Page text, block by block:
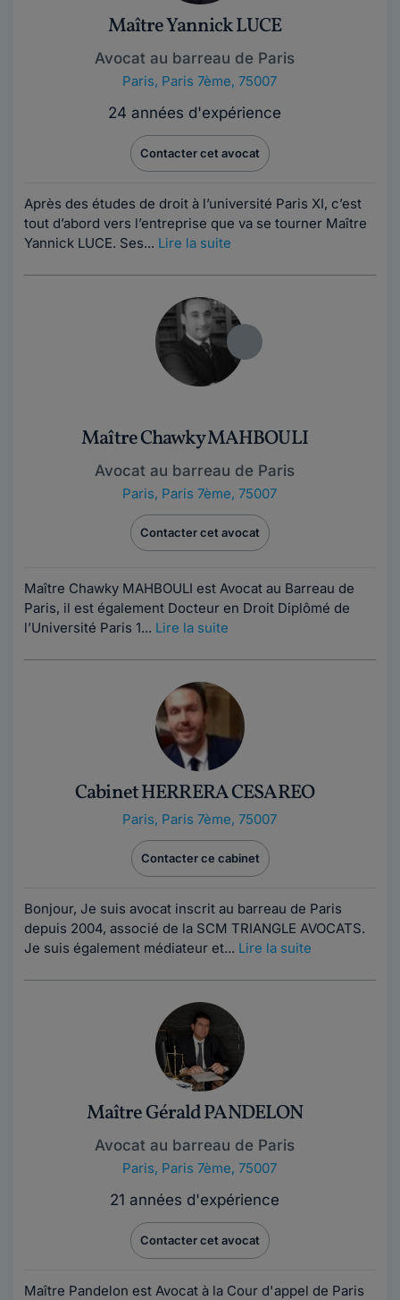
Maître Yannick LUCE
Avocat au barreau de Paris
Paris, Paris 7ème, 75007
24 années d'expérience
Contacter cet avocat
Après des études de droit à l’université Paris XI, c’est
tout d’abord vers l’entreprise que va se tourner Maître
Yannick LUCE. Ses... Lire la suite
Maître Chawky MAHBOULI
Avocat au barreau de Paris
Paris, Paris 7ème, 75007
Contacter cet avocat
Maître Chawky MAHBOULI est Avocat au Barreau de
Paris, il est également Docteur en Droit Diplômé de
l’Université Paris 1... Lire la suite
Cabinet HERRERA CESAREO
Paris, Paris 7ème, 75007
Contacter ce cabinet
Bonjour, Je suis avocat inscrit au barreau de Paris
depuis 2004, associé de la SCM TRIANGLE AVOCATS.
Je suis également médiateur et... Lire la suite
Maître Gérald PANDELON
Avocat au barreau de Paris
Paris, Paris 7ème, 75007
21 années d'expérience
Contacter cet avocat
Maître Pandelon est Avocat à la Cour d'appel de Paris